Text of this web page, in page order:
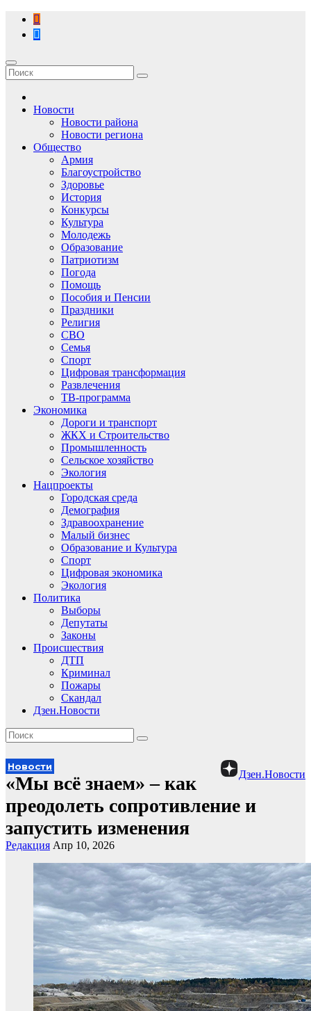
Перейти
содержимому
Новости
Новости района
Новости региона
Общество
Армия
Благоустройство
Здоровье
История
Конкурсы
Культура
Молодежь
Образование
Патриотизм
Погода
Помощь
Пособия и Пенсии
Праздники
Религия
СВО
Семья
Спорт
Цифровая трансформация
Развлечения
ТВ-программа
Экономика
Дороги и транспорт
ЖКХ и Строительство
Промышленность
Сельское хозяйство
Экология
Нацпроекты
Городская среда
Демография
Здравоохранение
Малый бизнес
Образование и Культура
Спорт
Цифровая экономика
Экология
Политика
Выборы
Депутаты
Законы
Происшествия
ДТП
Криминал
Пожары
Скандал
Дзен.Новости
Дзен.Новости
Новости
«Мы всё знаем» – как
преодолеть сопротивление и
запустить изменения
Редакция Апр 10, 2026